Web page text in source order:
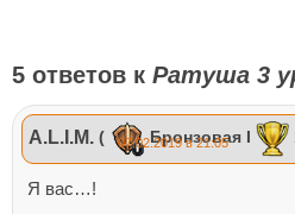
5 ответов к Ратуша 3
A.L.I.M. ( Бронзовая I
07.02.2019 в 21:05
Я вас…!